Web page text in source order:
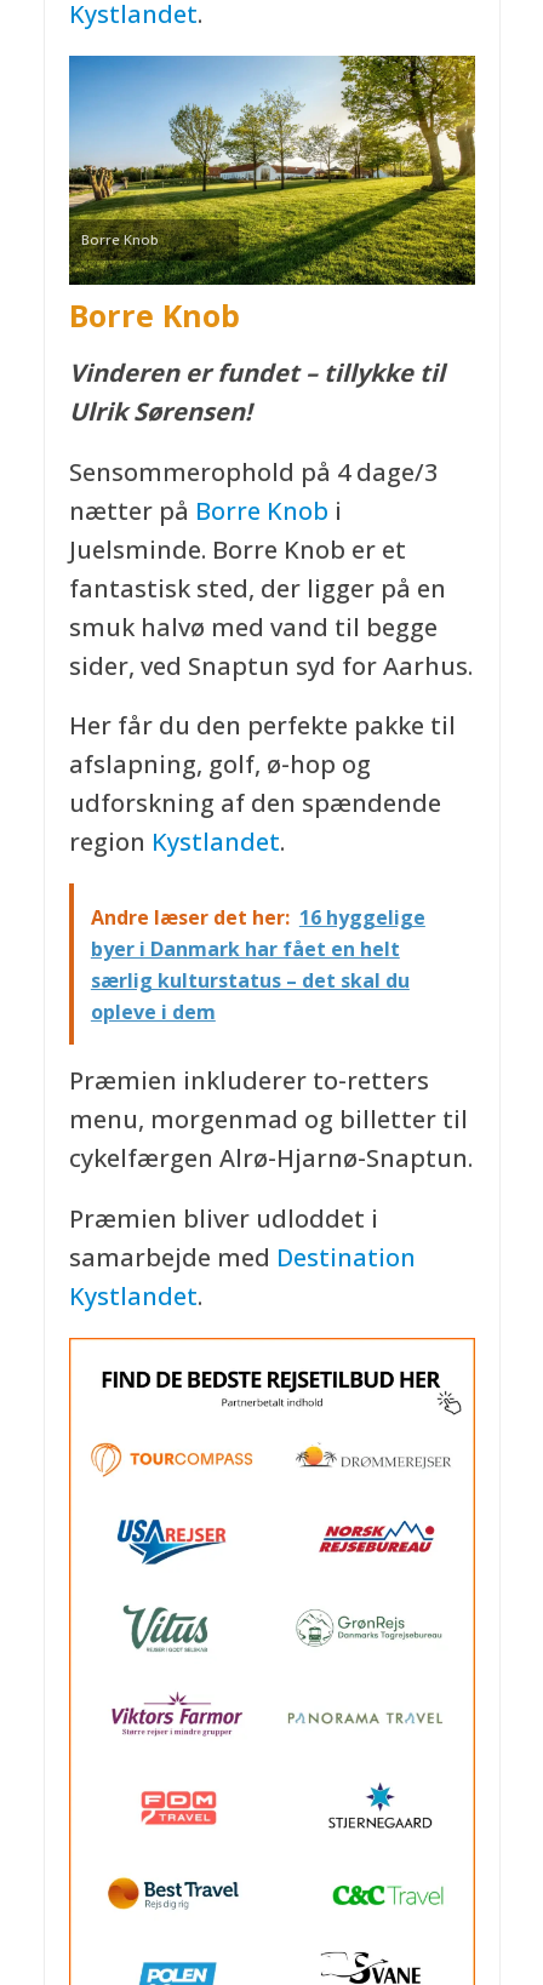
Kystlandet.
Borre Knob
Borre Knob
Vinderen er fundet – tillykke til
Ulrik Sørensen!
Sensommerophold på 4 dage/3
nætter på Borre Knob i
Juelsminde. Borre Knob er et
fantastisk sted, der ligger på en
smuk halvø med vand til begge
sider, ved Snaptun syd for Aarhus.
Her får du den perfekte pakke til
afslapning, golf, ø-hop og
udforskning af den spændende
region Kystlandet.
Andre læser det her: 16 hyggelige
byer i Danmark har fået en helt
særlig kulturstatus – det skal du
opleve i dem
Præmien inkluderer to-retters
menu, morgenmad og billetter til
cykelfærgen Alrø-Hjarnø-Snaptun.
Præmien bliver udloddet i
samarbejde med Destination
Kystlandet.